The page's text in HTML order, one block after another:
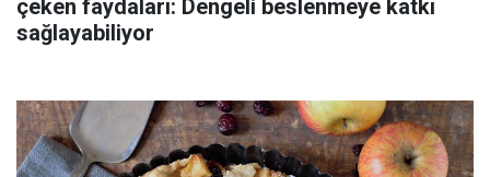
çeken faydaları: Dengeli beslenmeye katkı
sağlayabiliyor